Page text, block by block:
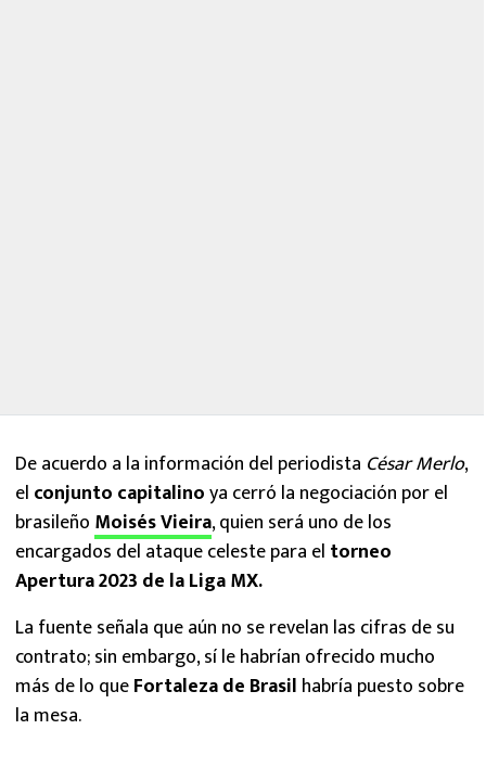
De acuerdo a la información del periodista César Merlo,
el conjunto capitalinoya cerró la negociación por el
brasileño Moisés Vieira, quien será uno de los
encargados del ataque celeste para el torneo
Apertura 2023 de la Liga MX.
La fuente señala que aún no se revelan las cifras de su
contrato; sin embargo, sí le habrían ofrecido mucho
más de lo queFortaleza de Brasil habría puesto sobre
la mesa.